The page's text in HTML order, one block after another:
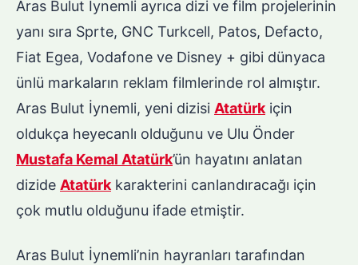
Aras Bulut İynemli ayrıca dizi ve film projelerinin
yanı sıra Sprte, GNC Turkcell, Patos, Defacto,
Fiat Egea, Vodafone ve Disney + gibi dünyaca
ünlü markaların reklam filmlerinde rol almıştır.
Aras Bulut İynemli, yeni dizisi Atatürkiçin
oldukça heyecanlı olduğunu ve Ulu Önder
Mustafa Kemal Atatürk’ün hayatını anlatan
dizide Atatürkkarakterini canlandıracağı için
çok mutlu olduğunu ifade etmiştir.
Aras Bulut İynemli’nin hayranları tarafından